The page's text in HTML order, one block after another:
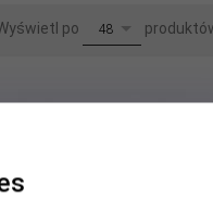
po pop48